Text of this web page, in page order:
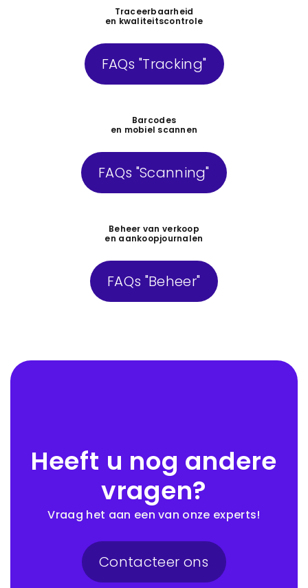
Traceerbaarheid
en kwaliteitscontrole
FAQs "Tracking"
Barcodes
en mobiel scannen
FAQs "Scanning"
Beheer van verkoop
en aankoopjournalen
FAQs "Beheer"
Heeft u nog andere
vragen?
Vraag het aan een van onze experts!
Contacteer ons